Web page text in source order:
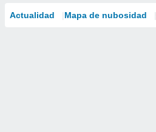
Actualidad Mapa de nubosidad